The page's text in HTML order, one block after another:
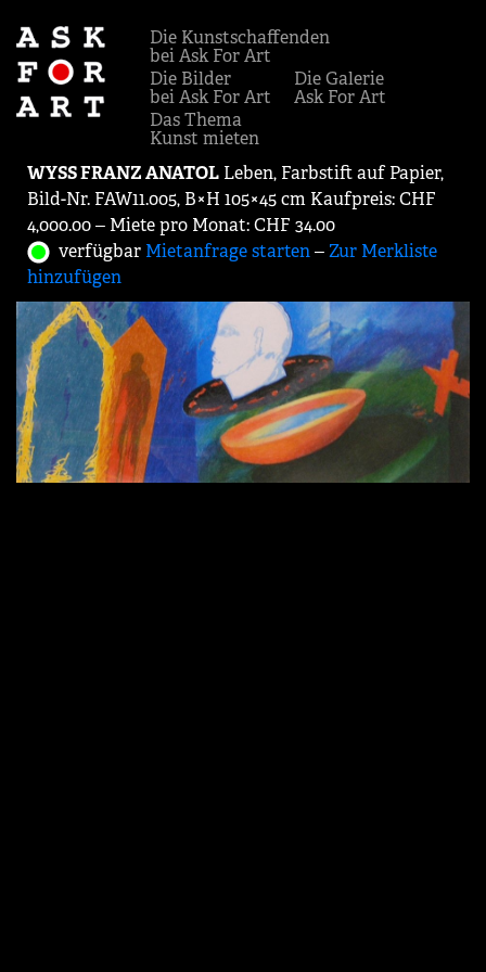
Die Kunstschaffenden
bei Ask For Art
Die Bilder
bei Ask For Art
Die Galerie
Ask For Art
Das Thema
Kunst mieten
WYSS FRANZ ANATOL Leben, Farbstift auf Papier,
Bild-Nr. FAW11.005, B×H 105×45 cm Kaufpreis: CHF
4,000.00 ‒ Miete pro Monat: CHF 34.00
verfügbar Mietanfrage starten‒Zur Merkliste
hinzufügen